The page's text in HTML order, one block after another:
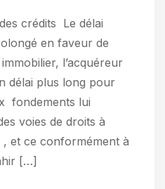
crédits ​ Le délai
en faveur de
l’acquéreur
délai plus long pour
fondements lui
voies de droits à
, et ce conformément à
[…]